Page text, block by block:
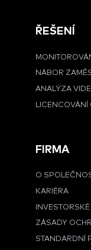
ŘEŠENÍ
NÁBOR
ANALÝZA
LICENCOVÁNÍ
FIRMA
O
KARIÉRA
ZÁSADY
STANDARDNÍ